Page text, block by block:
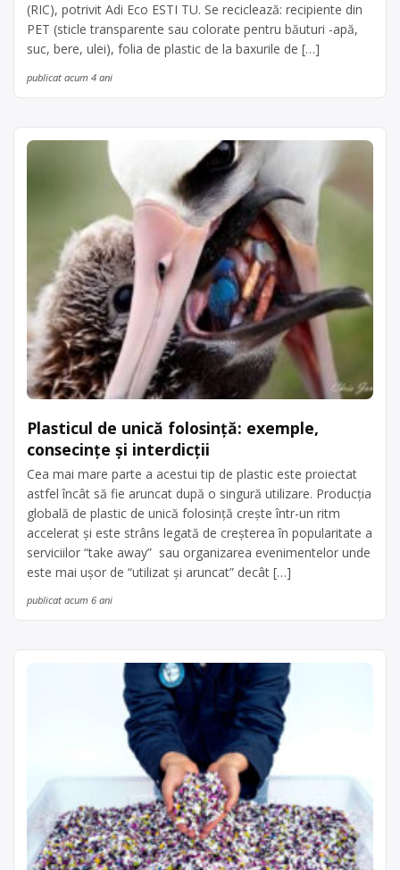
(RIC), potrivit Adi Eco ESTI TU. Se reciclează: recipiente din
PET (sticle transparente sau colorate pentru băuturi -apă,
suc, bere, ulei), folia de plastic de la baxurile de […]
publicat acum 4 ani
Plasticul de unică folosință: exemple,
consecințe și interdicții
Cea mai mare parte a acestui tip de plastic este proiectat
astfel încât să fie aruncat după o singură utilizare. Producția
globală de plastic de unică folosință crește într-un ritm
accelerat și este strâns legată de creșterea în popularitate a
serviciilor “take away” sau organizarea evenimentelor unde
este mai ușor de “utilizat și aruncat” decât […]
publicat acum 6 ani